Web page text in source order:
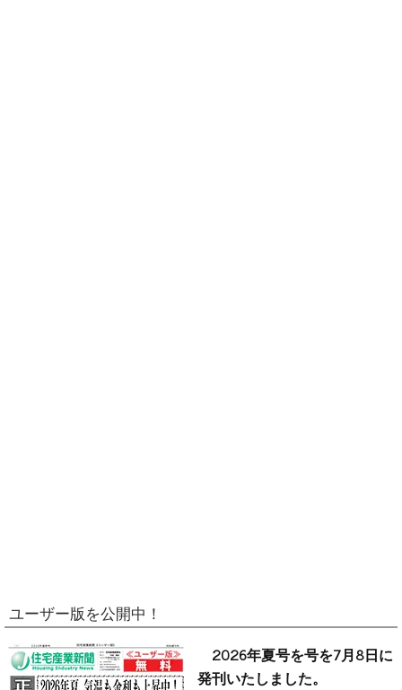
ユーザー版を公開中！
2026年夏号を号を7月8日に
発刊いたしました。